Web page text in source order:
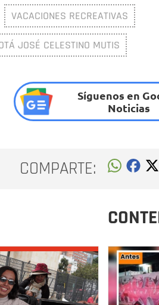
VACACIONES RECREATIVAS
JOSÉ CELESTINO MUTIS
Síguenos en
Noticias
COMPARTE: